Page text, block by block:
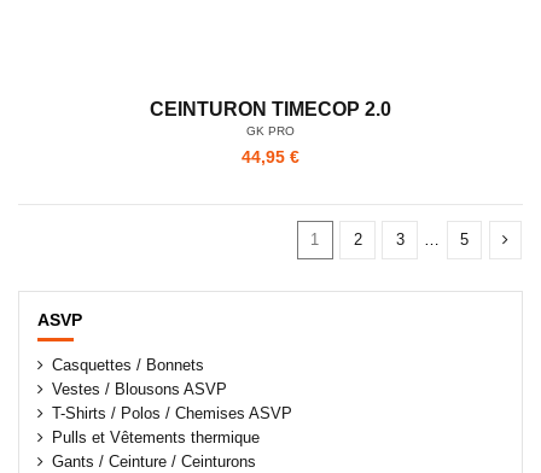
CEINTURON TIMECOP 2.0
GK PRO
44,95 €
1 2 3 … 5
ASVP
Casquettes / Bonnets
Vestes / Blousons ASVP
T-Shirts / Polos / Chemises ASVP
Pulls et Vêtements thermique
Gants / Ceinture / Ceinturons